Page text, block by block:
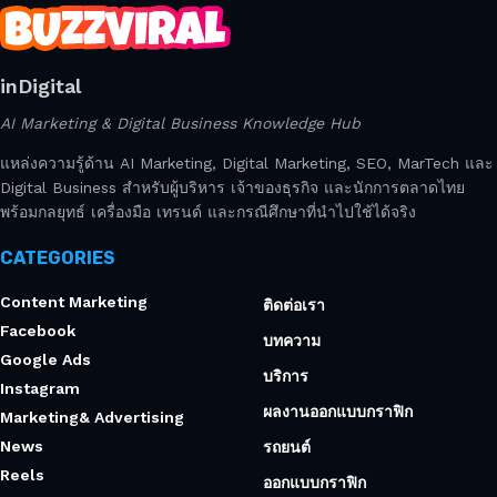
inDigital
AI Marketing & Digital Business Knowledge Hub
แหล่งความรู้ด้าน AI Marketing, Digital Marketing, SEO, MarTech และ
Digital Business สำหรับผู้บริหาร เจ้าของธุรกิจ และนักการตลาดไทย
พร้อมกลยุทธ์ เครื่องมือ เทรนด์ และกรณีศึกษาที่นำไปใช้ได้จริง
CATEGORIES
Content Marketing
Facebook
Google Ads
Instagram
Marketing& Advertising
News
Reels
ติดต่อเรา
บทความ
บริการ
ผลงานออกแบบกราฟิก
รถยนต์
ออกแบบกราฟิก